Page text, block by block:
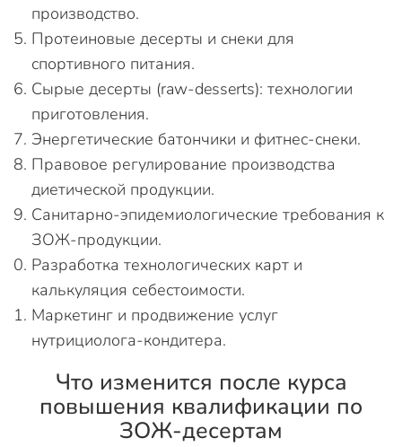
производство.
Протеиновые десерты и снеки для
спортивного питания.
Сырые десерты (raw-desserts): технологии
приготовления.
Энергетические батончики и фитнес-снеки.
Правовое регулирование производства
диетической продукции.
Санитарно-эпидемиологические требования к
ЗОЖ-продукции.
Разработка технологических карт и
калькуляция себестоимости.
Маркетинг и продвижение услуг
нутрициолога-кондитера.
Что изменится после курса
повышения квалификации по
ЗОЖ-десертам